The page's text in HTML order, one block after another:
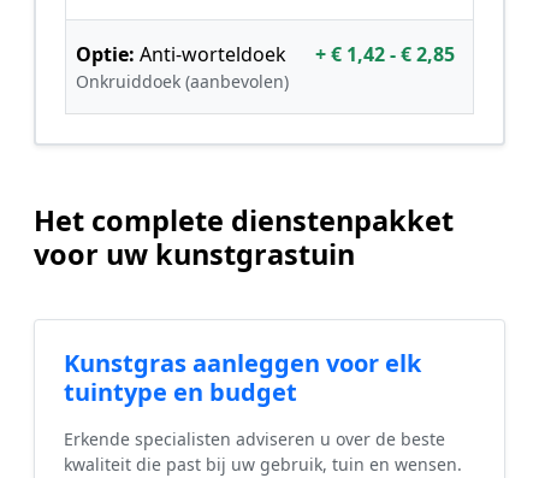
Optie: Anti-worteldoek
Onkruiddoek (aanbevolen)
+ € 1,42 - € 2,85
Het complete dienstenpakket
voor uw kunstgrastuin
Kunstgras aanleggen voor elk
tuintype en budget
Erkende specialisten adviseren u over de beste
kwaliteit die past bij uw gebruik, tuin en wensen.